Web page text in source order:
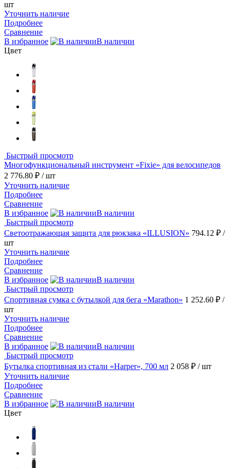
шт
Уточнить наличие
Подробнее
Сравнение
В избранное
В наличии
Цвет
Быстрый просмотр
Многофункциональный инструмент «Fixie» для велосипедов
2 776.80 ₽ / шт
Уточнить наличие
Подробнее
Сравнение
В избранное
В наличии
Быстрый просмотр
Светоотражающая защита для рюкзака «ILLUSION» 794.12 ₽ /
шт
Уточнить наличие
Подробнее
Сравнение
В избранное
В наличии
Быстрый просмотр
Спортивная сумка с бутылкой для бега «Marathon» 1 252.60 ₽ /
шт
Уточнить наличие
Подробнее
Сравнение
В избранное
В наличии
Быстрый просмотр
Бутылка спортивная из стали «Harper», 700 мл 2 058 ₽ / шт
Уточнить наличие
Подробнее
Сравнение
В избранное
В наличии
Цвет